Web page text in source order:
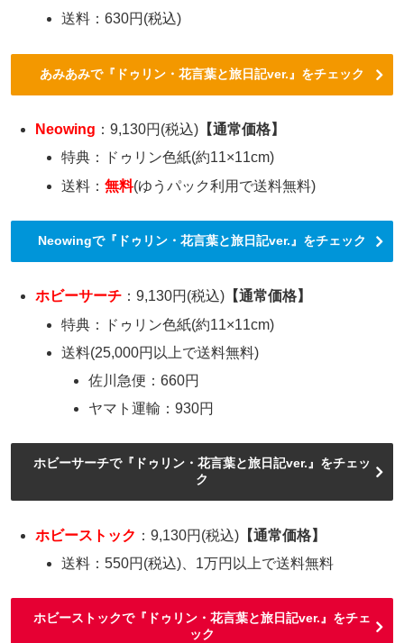
送料：630円(税込)
あみあみで『ドゥリン・花言葉と旅日記ver.』をチェック
Neowing ：9,130円(税込) 【通常価格】
特典：ドゥリン色紙(約11×11cm)
送料：無料(ゆうパック利用で送料無料)
Neowingで『ドゥリン・花言葉と旅日記ver.』をチェック
ホビーサーチ ：9,130円(税込) 【通常価格】
特典：ドゥリン色紙(約11×11cm)
送料(25,000円以上で送料無料)
佐川急便：660円
ヤマト運輸：930円
ホビーサーチで『ドゥリン・花言葉と旅日記ver.』をチェッ
ク
ホビーストック ：9,130円(税込) 【通常価格】
送料：550円(税込)、1万円以上で送料無料
ホビーストックで『ドゥリン・花言葉と旅日記ver.』をチェ
ック